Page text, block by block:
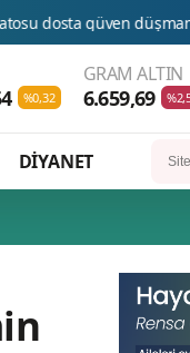
düşmana korku saldı!
%0,32
GRAM ALTIN
6.659,69
DİYANET